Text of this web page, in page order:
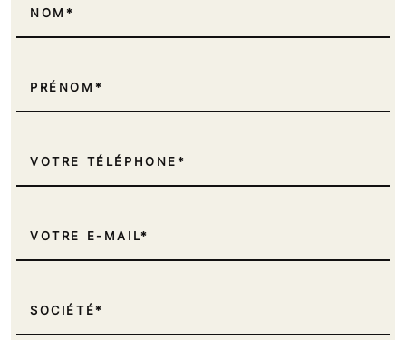
NOM
PRÉNOM
VOTRE TÉLÉPHONE
VOTRE E-MAIL
SOCIÉTÉ